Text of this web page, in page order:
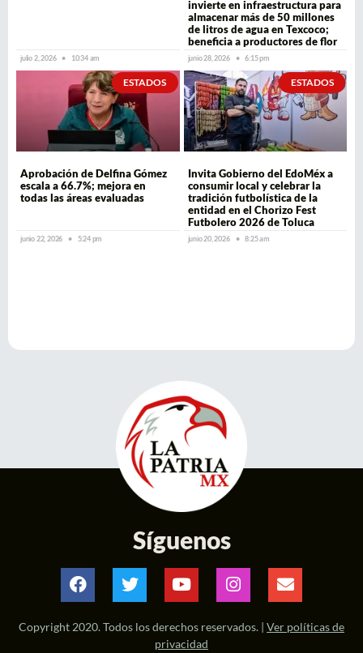
julio 2, 2026 10:34 am
invierte en infraestructura para
almacenar más de 50 millones
de litros de agua en Texcoco;
beneficia a productores de flor
junio 28, 2026 6:15 pm
ESTADOS
Aprobación de Delfina Gómez
escala a 66.7%; mejora en
todas las áreas evaluadas
junio 22, 2026 5:24 pm
ESTADOS
Invita Gobierno del EdoMéx a
consumir local y celebrar la
tradición futbolística de la
entidad en el Chorizo Fest
Futbolero 2026 de Toluca
junio 20, 2026 8:25 am
Síguenos
Copyright 2020. Todos los derechos reservados. | Ver políticas de
privacidad